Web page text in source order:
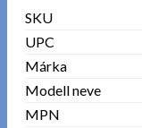
SKU
UPC
Márka
Modell neve
MPN